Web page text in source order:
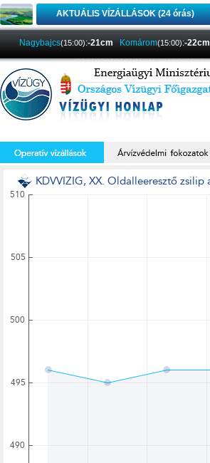
AKTUÁLIS VÍZÁLLÁSOK (24 órás)
Nagybajcs(15:00):-21cm Komárom(15:00):-22cm